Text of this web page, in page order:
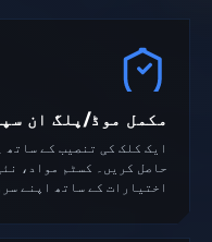
مکمل موڈ/پلگ ان
ایک کلک کی تنصیب کے ساتھ
حاصل کریں۔ کسٹم مواد،
اختیارات کے ساتھ اپنے